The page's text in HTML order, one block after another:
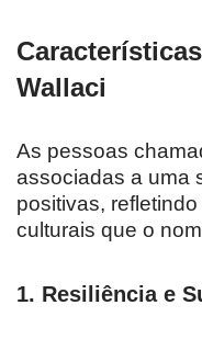
Wallaci
As pessoas
associadas a uma
positivas,
culturais que o
1. Resiliência e